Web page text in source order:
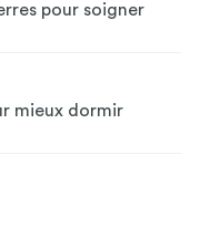
pour soigner
mieux dormir